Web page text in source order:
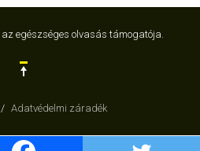
egészséges olvasás támogatója.
Adatvédelmi záradék